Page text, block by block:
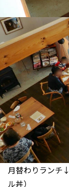
月替わりランチ
ル丼）